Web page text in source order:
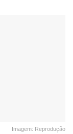
Imagem: Reprodução